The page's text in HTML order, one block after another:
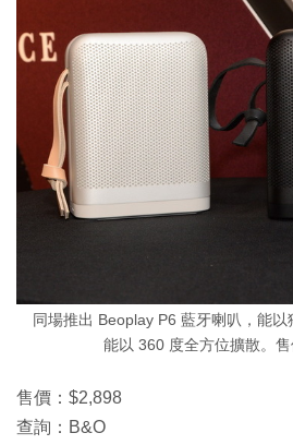
同場推出 Beoplay P6 藍牙喇叭，能
能以 360 度全方位擴散。售
售價：$2,898
查詢：B&O